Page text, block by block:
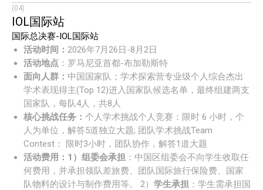
(04)
IOL国际站
国际总决赛-IOL国际站
活动时间： 2026年7月26日-8月2日
活动地点 ：罗马尼亚首都-布加勒斯特
面向人群： 中国国家队；学术探索营专业级个人综合杰出
学术表现得主(Top 12)进入国家队候选名单，最终组建两支
国家队，每队4人，共8人
核心挑战任务： 个人学术挑战个人竞赛：限时 6 小时，个
人为单位，解答5道独立大题; 团队学术挑战Team
Contest： 限时3小时，团队协作，解答1道大题
活动费用：1）组委会承担 ：中国区组委会不向学生收取任
何费用，并承担领队差旅费、团队国际旅行保险费、国家
队物料的设计与制作费用等。 2） 学生承担 ：学生需承担国